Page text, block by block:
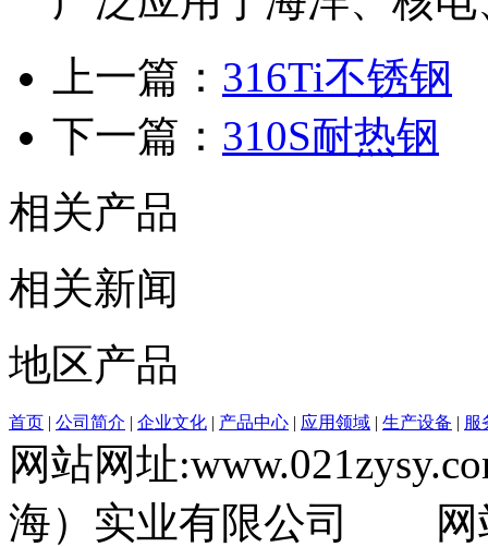
上一篇： 316Ti不锈钢
下一篇： 310S耐热钢
相关产品
相关新闻
地区产品
首页 | 公司简介 | 企业文化 | 产品中心 | 应用领域 | 生产设备 | 服
网站网址
海）实业有限公司 网